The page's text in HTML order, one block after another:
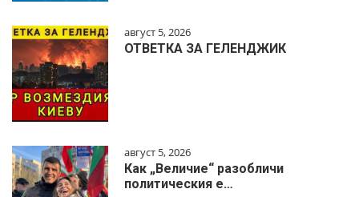
август 5, 2026
ОТВЕТКА ЗА ГЕЛЕНДЖИК
август 5, 2026
Как „Величие“ разобличи
политическия е…